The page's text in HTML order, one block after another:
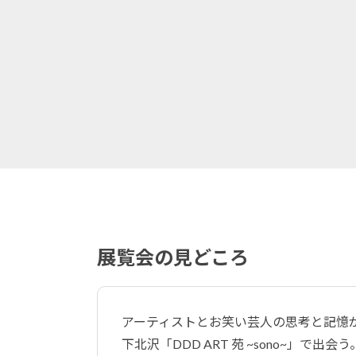
展覧会の見どころ
アーティストとお笑い芸人の思考と記憶
下北沢「DDD ART 苑 ~sono~​​」で出会う